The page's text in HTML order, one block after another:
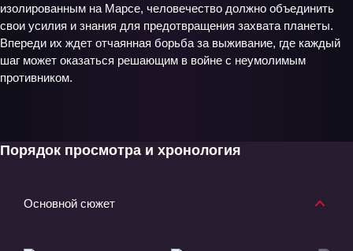
изолированным на Марсе, человечество должно объединить
свои усилия и знания для предотвращения захвата планеты.
Впереди их ждет отчаянная борьба за выживание, где каждый
шаг может оказаться решающим в войне с неумолимым
противником.
Порядок просмотра и хронология
Основной сюжет